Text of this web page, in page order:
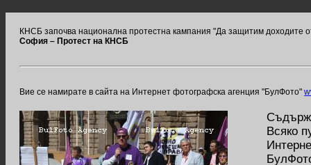
КНСБ започва национална протестна кампания "Да защитим доходите
София – Протест на КНСБ
Вие се намирате в сайта на Интернет фотографска агенция "БулФото"
Всяко